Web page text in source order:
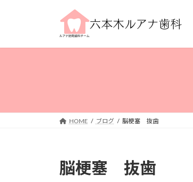
プ
動
HOME ブログ 脳梗塞 抜歯
脳梗塞 抜歯